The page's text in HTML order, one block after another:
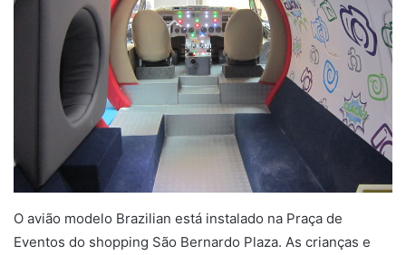
O avião modelo Brazilian está instalado na Praça de
Eventos do shopping São Bernardo Plaza. As crianças e